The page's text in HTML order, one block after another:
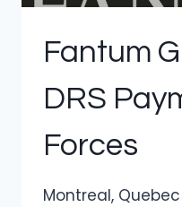
Fantum
DRS
Forces
Montreal,